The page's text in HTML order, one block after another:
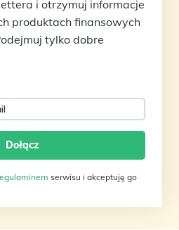
i otrzymuj informacje
produktach finansowych
tylko dobre
serwisu i akceptuję go